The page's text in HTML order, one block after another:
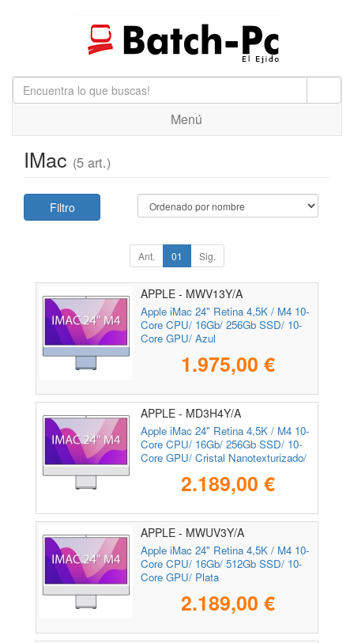
Menú
IMac (5 art.)
Filtro
Ant. 01 Sig.
APPLE - MWV13Y/A
Apple iMac 24" Retina 4,5K / M4 10-
Core CPU/ 16Gb/ 256Gb SSD/ 10-
Core GPU/ Azul
1.975,00 €
APPLE - MD3H4Y/A
Apple iMac 24" Retina 4,5K / M4 10-
Core CPU/ 16Gb/ 256Gb SSD/ 10-
Core GPU/ Cristal Nanotexturizado/
2.189,00 €
APPLE - MWUV3Y/A
Apple iMac 24" Retina 4,5K / M4 10-
Core CPU/ 16Gb/ 512Gb SSD/ 10-
Core GPU/ Plata
2.189,00 €